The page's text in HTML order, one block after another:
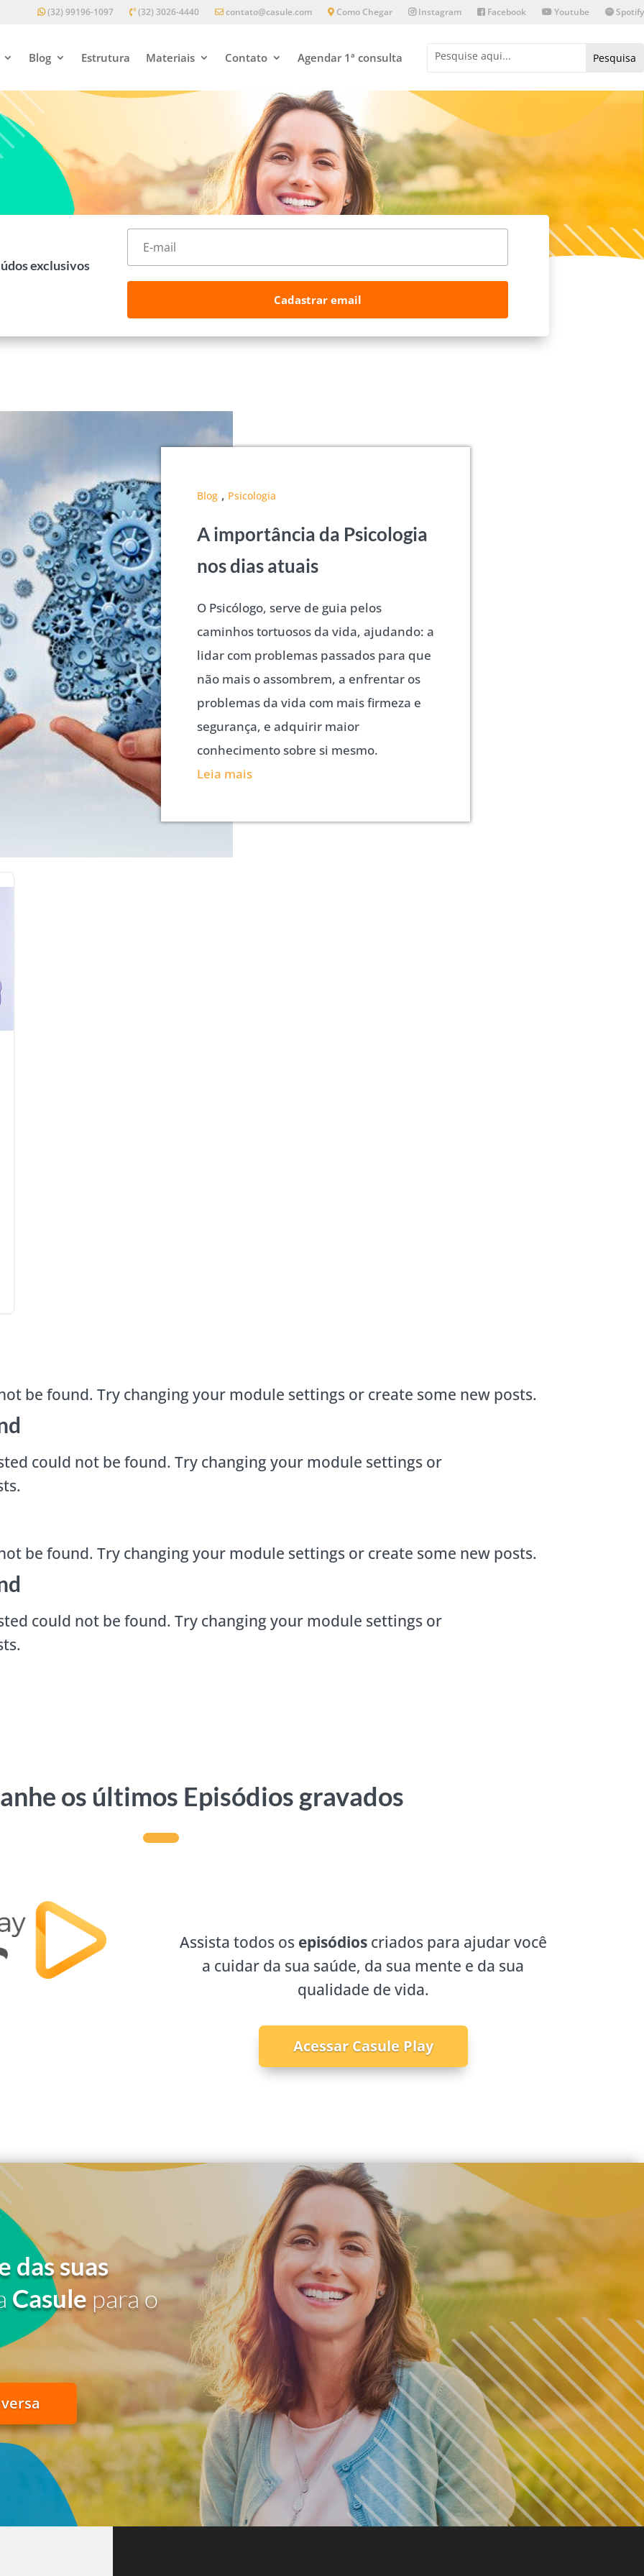
(32) 99196-1097 (32) 3026-4440 contato@casule.com Como Chegar Instagram Facebook Youtube Spotify
Blog Estrutura Materiais Contato Agendar 1ª consulta
exclusivos
Cadastrar email
Blog , Psicologia
A importância da Psicologia
nos dias atuais
O Psicólogo, serve de guia pelos
caminhos tortuosos da vida, ajudando: a
lidar com problemas passados para que
não mais o assombrem, a enfrentar os
problemas da vida com mais firmeza e
segurança, e adquirir maior
conhecimento sobre si mesmo.
Leia mais
be found. Try changing your module settings or create some new posts.
could not be found. Try changing your module settings or
be found. Try changing your module settings or create some new posts.
could not be found. Try changing your module settings or
os últimos Episódios gravados
Assista todos os episódioscriados para ajudar você
a cuidar da sua saúde, da sua mente e da sua
qualidade de vida.
Acessar Casule Play
das suas
Casule para o